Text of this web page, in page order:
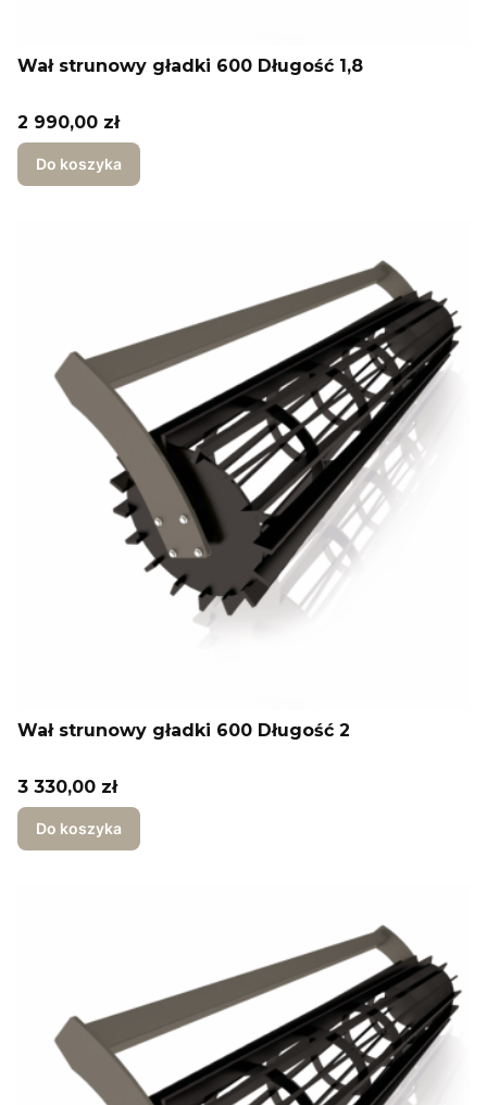
Wał strunowy gładki 600 Długość 1,8
Cena
2 990,00 zł
Do koszyka
Wał strunowy gładki 600 Długość 2
Cena
3 330,00 zł
Do koszyka